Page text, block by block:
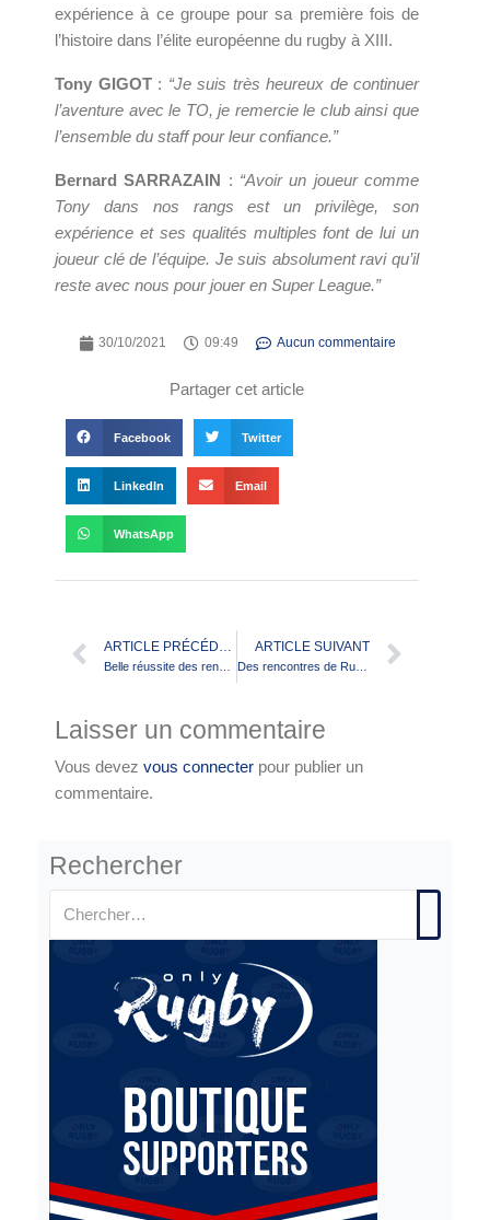
expérience à ce groupe pour sa première fois de
l’histoire dans l’élite européenne du rugby à XIII.
Tony GIGOT: “Je suis très heureux de continuer
l’aventure avec le TO, je remercie le club ainsi que
l’ensemble du staff pour leur confiance.”
Bernard SARRAZAIN : “Avoir un joueur comme
Tony dans nos rangs est un privilège, son
expérience et ses qualités multiples font de lui un
joueur clé de l’équipe. Je suis absolument ravi qu’il
reste avec nous pour jouer en Super League.”
30/10/2021 09:49 Aucun commentaire
Partager cet article
Facebook Twitter
LinkedIn Email
WhatsApp
ARTICLE PRÉCÉDENT ARTICLE SUIVANT
Laisser un commentaire
Vous devez vous connecter pour publier un
commentaire.
Rechercher